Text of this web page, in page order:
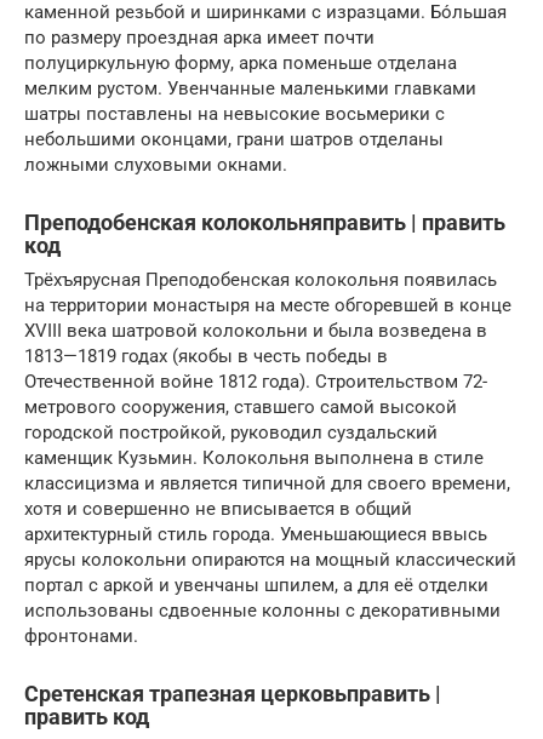
каменной резьбой и ширинками с изразцами. Бо́льшая
по размеру проездная арка имеет почти
полуциркульную форму, арка поменьше отделана
мелким рустом. Увенчанные маленькими главками
шатры поставлены на невысокие восьмерики с
небольшими оконцами, грани шатров отделаны
ложными слуховыми окнами.
Преподобенская колокольняправить | править
код
Трёхъярусная Преподобенская колокольня появилась
на территории монастыря на месте обгоревшей в конце
XVIII века шатровой колокольни и была возведена в
1813—1819 годах (якобы в честь победы в
Отечественной войне 1812 года). Строительством 72-
метрового сооружения, ставшего самой высокой
городской постройкой, руководил суздальский
каменщик Кузьмин. Колокольня выполнена в стиле
классицизма и является типичной для своего времени,
хотя и совершенно не вписывается в общий
архитектурный стиль города. Уменьшающиеся ввысь
ярусы колокольни опираются на мощный классический
портал с аркой и увенчаны шпилем, а для её отделки
использованы сдвоенные колонны с декоративными
фронтонами.
Сретенская трапезная церковьправить |
править код